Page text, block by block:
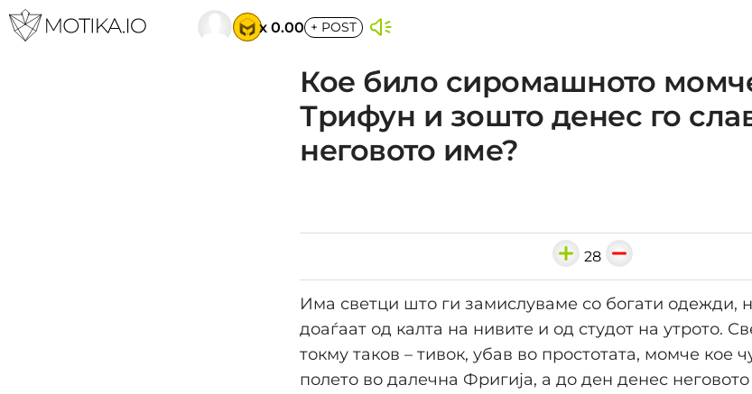
x 0.00 + POST
Кое било сиромашното
Трифун и зошто денес го
неговото име?
28
Има светци што ги замислуваме со богати одежди,
доаѓаат од калта на нивите и од студот на утрото.
токму таков – тивок, убав во простотата, момче кое
полето во далечна Фригија, а до ден денес